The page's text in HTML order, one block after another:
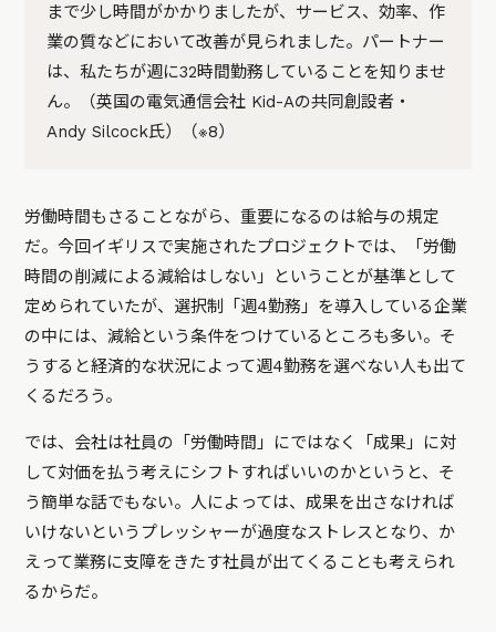
まで少し時間がかかりましたが、サービス、効率、作
業の質などにおいて改善が見られました。パートナー
は、私たちが週に32時間勤務していることを知りませ
ん。（英国の電気通信会社 Kid-Aの共同創設者・
Andy Silcock氏）（※8）
労働時間もさることながら、重要になるのは給与の規定
だ。今回イギリスで実施されたプロジェクトでは、「労働
時間の削減による減給はしない」ということが基準として
定められていたが、選択制「週4勤務」を導入している企業
の中には、減給という条件をつけているところも多い。そ
うすると経済的な状況によって週4勤務を選べない人も出て
くるだろう。
では、会社は社員の「労働時間」にではなく「成果」に対
して対価を払う考えにシフトすればいいのかというと、そ
う簡単な話でもない。人によっては、成果を出さなければ
いけないというプレッシャーが過度なストレスとなり、か
えって業務に支障をきたす社員が出てくることも考えられ
るからだ。